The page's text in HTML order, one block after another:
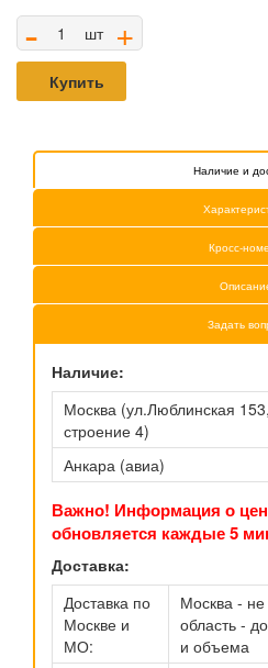
- шт +
Купить
Наличие и
Кросс-
Задать
Наличие:
Москва (ул.Люблинская 153,
строение 4)
Анкара (авиа)
Важно! Информация о
обновляется каждые 5
Доставка:
Доставка по
Москве и
МО:
Москва -
область -
и объема